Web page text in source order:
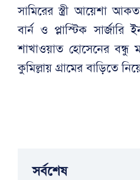
সামিরের স্ত্রী আয়েশা
বার্ন ও প্লাস্টিক সার্জারি
শাখাওয়াত হোসেনের
কুমিল্লায় গ্রামের বাড়িতে
সর্বশেষ